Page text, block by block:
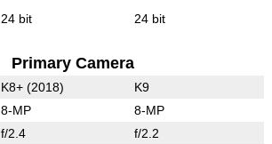
24 bit 24 bit
Primary Camera
K8+ (2018) K9
8-MP 8-MP
f/2.4 f/2.2